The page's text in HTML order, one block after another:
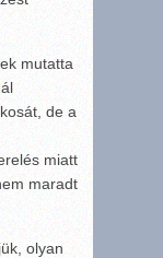
mutatta
de a
miatt
maradt
olyan